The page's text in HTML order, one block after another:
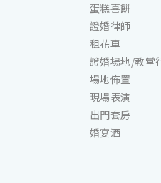
蛋糕喜餅
證婚律師
租花車
證婚場地/教堂
場地佈置
現場表演
出門套房
婚宴酒